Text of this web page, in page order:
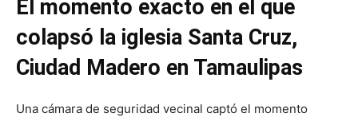
El momento exacto en el que
colapsó la iglesia Santa Cruz,
Ciudad Madero en Tamaulipas
Una cámara de seguridad vecinal captó el momento